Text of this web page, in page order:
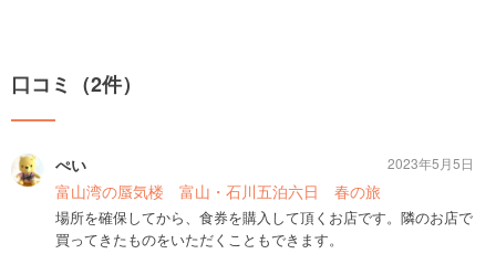
口コミ（2件）
ぺい
富山湾の蜃気楼 富山・石川五泊六日 春の旅
場所を確保してから、食券を購入して頂くお店です。隣のお店で
買ってきたものをいただくこともできます。
2023年5月5日